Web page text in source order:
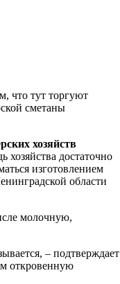
что тут торгуют
сметаны
хозяйств
хозяйства достаточно
изготовлением
области
молочную,
– подтверждает
откровенную